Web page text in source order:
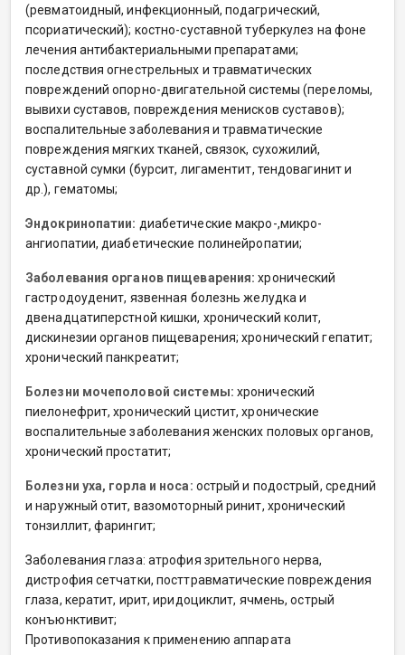
(ревматоидный, инфекционный, подагрический,
псориатический); костно-суставной туберкулез на фоне
лечения антибактериальными препаратами;
последствия огнестрельных и травматических
повреждений опорно-двигательной системы (переломы,
вывихи суставов, повреждения менисков суставов);
воспалительные заболевания и травматические
повреждения мягких тканей, связок, сухожилий,
суставной сумки (бурсит, лигаментит, тендовагинит и
др.), гематомы;
Эндокринопатии: диабетические макро-,микро-
ангиопатии, диабетические полинейропатии;
Заболевания органов пищеварения: хронический
гастродоуденит, язвенная болезнь желудка и
двенадцатиперстной кишки, хронический колит,
дискинезии органов пищеварения; хронический гепатит;
хронический панкреатит;
Болезни мочеполовой системы: хронический
пиелонефрит, хронический цистит, хронические
воспалительные заболевания женских половых органов,
хронический простатит;
Болезни уха, горла и носа: острый и подострый, средний
и наружный отит, вазомоторный ринит, хронический
тонзиллит, фарингит;
Заболевания глаза: атрофия зрительного нерва,
дистрофия сетчатки, посттравматические повреждения
глаза, кератит, ирит, иридоциклит, ячмень, острый
конъюнктивит;
Противопоказания к применению аппарата